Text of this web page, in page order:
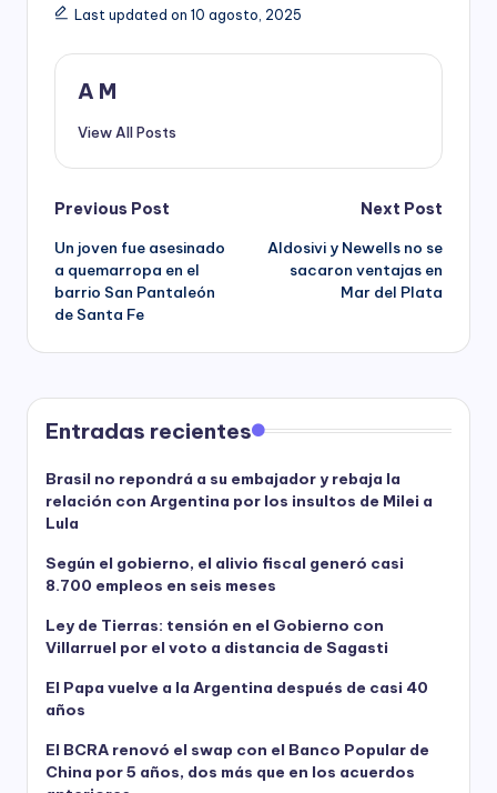
Last updated on 10 agosto, 2025
A M
View All Posts
Post
navigation
Previous Post
Un joven fue asesinado
a quemarropa en el
barrio San Pantaleón
de Santa Fe
Next Post
Aldosivi y Newells no se
sacaron ventajas en
Mar del Plata
Entradas recientes
Brasil no repondrá a su embajador y rebaja la
relación con Argentina por los insultos de Milei a
Lula
Según el gobierno, el alivio fiscal generó casi
8.700 empleos en seis meses
Ley de Tierras: tensión en el Gobierno con
Villarruel por el voto a distancia de Sagasti
El Papa vuelve a la Argentina después de casi 40
años
El BCRA renovó el swap con el Banco Popular de
China por 5 años, dos más que en los acuerdos